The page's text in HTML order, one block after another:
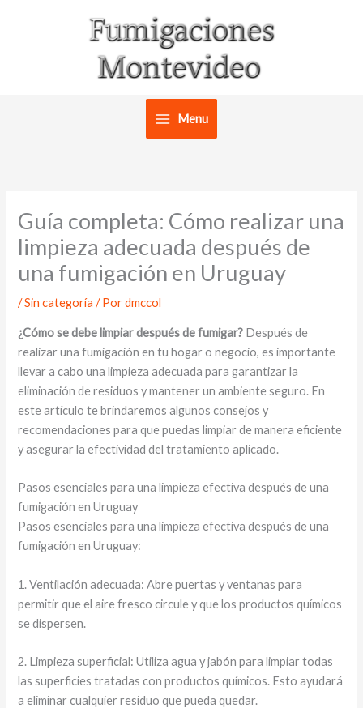
Menu
Guía completa: Cómo realizar una
limpieza adecuada después de
una fumigación en Uruguay
/Sin categoría / Pordmccol
¿Cómo se debe limpiar después de fumigar? Después de
realizar una fumigación en tu hogar o negocio, es importante
llevar a cabo una limpieza adecuada para garantizar la
eliminación de residuos y mantener un ambiente seguro. En
este artículo te brindaremos algunos consejos y
recomendaciones para que puedas limpiar de manera eficiente
y asegurar la efectividad del tratamiento aplicado.
Pasos esenciales para una limpieza efectiva después de una
fumigación en Uruguay
Pasos esenciales para una limpieza efectiva después de una
fumigación en Uruguay:
1. Ventilación adecuada: Abre puertas y ventanas para
permitir que el aire fresco circule y que los productos químicos
se dispersen.
2. Limpieza superficial: Utiliza agua y jabón para limpiar todas
las superficies tratadas con productos químicos. Esto ayudará
a eliminar cualquier residuo que pueda quedar.